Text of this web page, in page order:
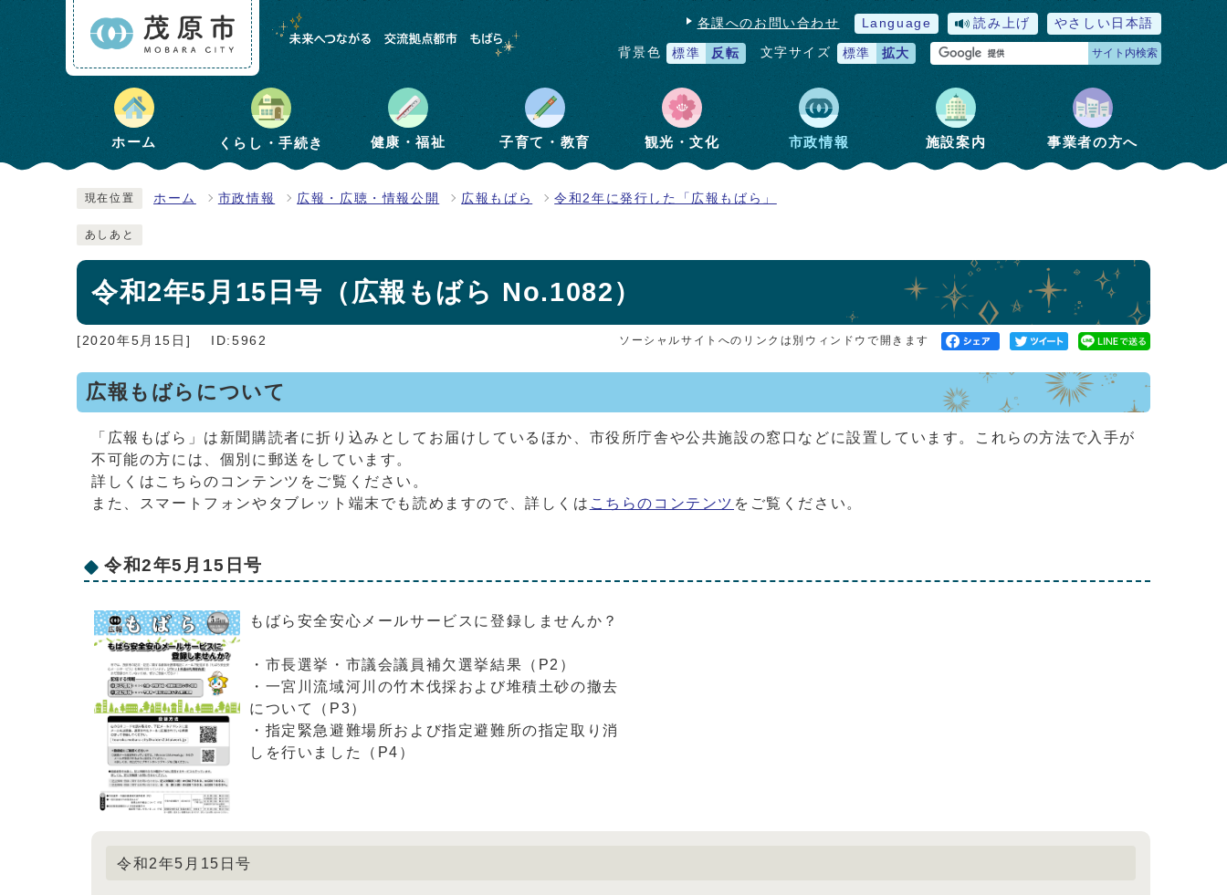
各課へのお問い合わせ Language 読み上げ やさしい日本語
背景色 標準 反転 文字サイズ 標準 拡大 サイト内検索
ホーム くらし・手続き 健康・福祉 子育て・教育 観光・文化 市政情報 施設案内 事業者の方へ
現在位置 ホーム 市政情報 広報・広聴・情報公開 広報もばら 令和2年に発行した「広報もばら」
あしあと
令和2年5月15日号（広報もばら No.1082）
[2020年5月15日] ID:5962 ソーシャルサイトへのリンクは別ウィンドウで開きます
広報もばらについて
「広報もばら」は新聞購読者に折り込みとしてお届けしているほか、市役所庁舎や公共施設の窓口などに設置しています。これらの方法で入手が
不可能の方には、個別に郵送をしています。
詳しくはこちらのコンテンツをご覧ください。
また、スマートフォンやタブレット端末でも読めますので、詳しくは こちらのコンテンツ をご覧ください。
令和2年5月15日号
もばら安全安心メールサービスに登録しませんか？
・市長選挙・市議会議員補欠選挙結果（P2）
・一宮川流域河川の竹木伐採および堆積土砂の撤去
について（P3）
・指定緊急避難場所および指定避難所の指定取り消
しを行いました（P4）
令和2年5月15日号